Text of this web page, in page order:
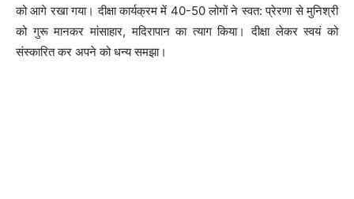
को आगे रखा गया। दीक्षा कार्यक्रम में 40-50 लोगों ने स्वत: प्रेरणा से मुनिश्री
को गुरू मानकर मांसाहार, मदिरापान का त्याग किया। दीक्षा लेकर स्वयं को
संस्कारित कर अपने को धन्य समझा।